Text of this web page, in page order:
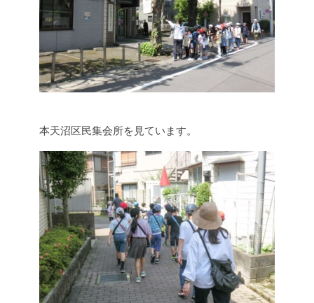
本天沼区民集会所を見ています。